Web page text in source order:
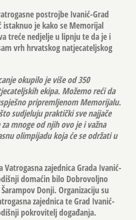
postrojbe Ivanić-Grad
istaknuo je kako se Memorijal
treće nedjelje u lipnju te da je i
vrh hrvatskog natjecateljskog
okupilo je više od 350
ekipa. Možemo reći da
pripremljenom Memorijalu.
sudjeluju praktički sve najjače
mnoge od njih ovo je i važna
olimpijadu koja će se održati u
zajednica Grada Ivanić-
domaćin bilo Dobrovoljno
Donji. Organizaciju su
zajednica te Grad Ivanić-
pokrovitelj događanja.